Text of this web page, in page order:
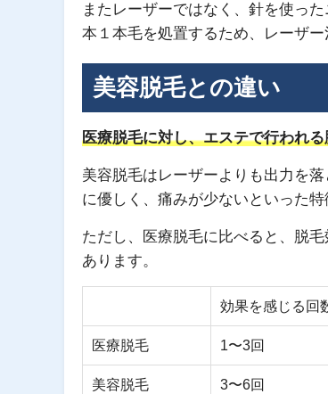
またレーザーではなく、針を使っ
本１本毛を処置するため、レーザ
美容脱毛との違い
医療脱毛に対し、エステで行われ
美容脱毛はレーザーよりも出力を
に優しく、痛みが少ないといった
ただし、医療脱毛に比べると、脱
あります。
効果を感じる回
医療脱毛 1〜3回
美容脱毛 3〜6回